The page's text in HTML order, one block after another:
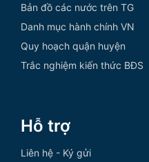
Bản đồ các nước trên TG
Danh mục hành chính VN
Quy hoạch quận huyện
Trắc nghiệm kiến thức BĐS
Hỗ trợ
Liên hệ - Ký gửi